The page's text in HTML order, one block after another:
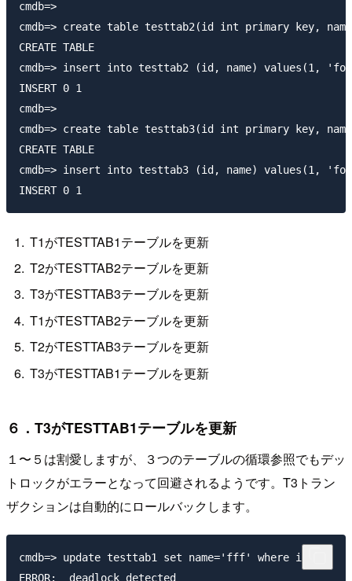
cmdb=>
cmdb=> create table testtab2(id int primary key,
CREATE TABLE
cmdb=> insert into testtab2 (id, name) values(1,
INSERT 0 1
cmdb=>
cmdb=> create table testtab3(id int primary key,
CREATE TABLE
cmdb=> insert into testtab3 (id, name) values(1,
T1がTESTTAB1テーブルを更新
T2がTESTTAB2テーブルを更新
T3がTESTTAB3テーブルを更新
T1がTESTTAB2テーブルを更新
T2がTESTTAB3テーブルを更新
T3がTESTTAB1テーブルを更新
６．T3がTESTTAB1テーブルを更新
１〜５は割愛しますが、３つのテーブルの循環参照でもデッ
トロックがエラーとなって回避されるようです。T3トラン
ザクションは自動的にロールバックします。
cmdb=> update testtab1 set name='fff' where id=1;
ERROR:  deadlock detected